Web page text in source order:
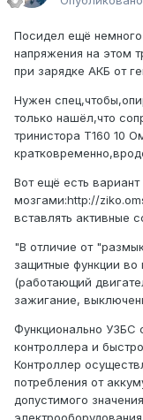
Посидел ещё немного
напряжения на этом
при зарядке АКБ от
Нужен
только нашёл,что
тринистора Т160 10
Вот ещё есть
мозгами:http://
вставлять активные
"В отличие от
защитные функции
(работающий
зажигание,
Функционально УЗБС
контроллера и
Контроллер
потребления от
допустимого